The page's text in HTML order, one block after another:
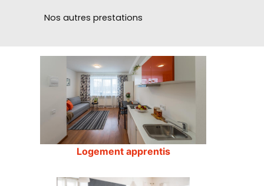
Nos autres prestations
Logement apprentis